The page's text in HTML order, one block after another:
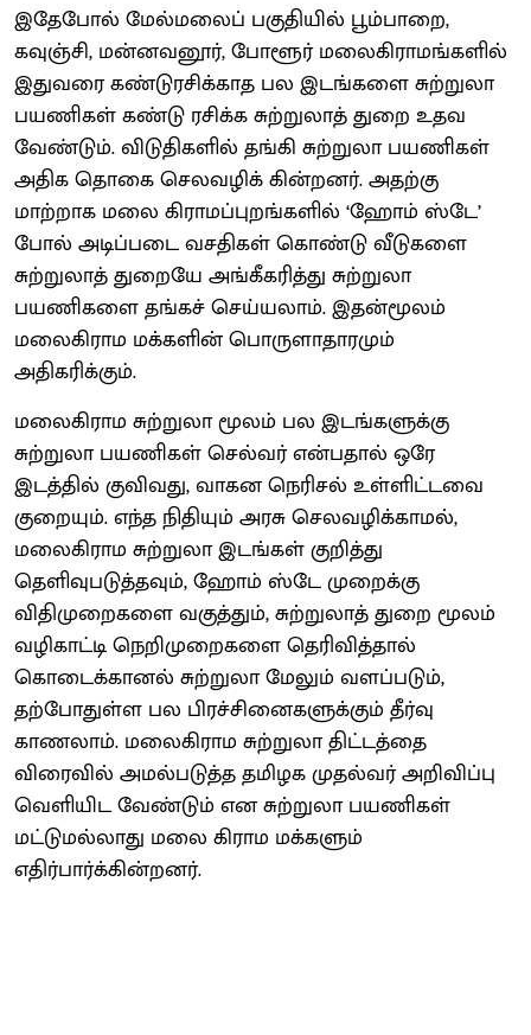
இதேபோல் மேல்மலைப் பகுதியில் பூம்பாறை,
கவுஞ்சி, மன்னவனூர், போளூர் மலைகிராமங்களில்
இதுவரை கண்டுரசிக்காத பல இடங்களை சுற்றுலா
பயணிகள் கண்டு ரசிக்க சுற்றுலாத் துறை உதவ
வேண்டும். விடுதிகளில் தங்கி சுற்றுலா பயணிகள்
அதிக தொகை செலவழிக் கின்றனர். அதற்கு
மாற்றாக மலை கிராமப்புறங்களில் ‘ஹோம் ஸ்டே’
போல் அடிப்படை வசதிகள் கொண்டு வீடுகளை
சுற்றுலாத் துறையே அங்கீகரித்து சுற்றுலா
பயணிகளை தங்கச் செய்யலாம். இதன்மூலம்
மலைகிராம மக்களின் பொருளாதாரமும்
அதிகரிக்கும்.
மலைகிராம சுற்றுலா மூலம் பல இடங்களுக்கு
சுற்றுலா பயணிகள் செல்வர் என்பதால் ஒரே
இடத்தில் குவிவது, வாகன நெரிசல் உள்ளிட்டவை
குறையும். எந்த நிதியும் அரசு செலவழிக்காமல்,
மலைகிராம சுற்றுலா இடங்கள் குறித்து
தெளிவுபடுத்தவும், ஹோம் ஸ்டே முறைக்கு
விதிமுறைகளை வகுத்தும், சுற்றுலாத் துறை மூலம்
வழிகாட்டி நெறிமுறைகளை தெரிவித்தால்
கொடைக்கானல் சுற்றுலா மேலும் வளப்படும்,
தற்போதுள்ள பல பிரச்சினைகளுக்கும் தீர்வு
காணலாம். மலைகிராம சுற்றுலா திட்டத்தை
விரைவில் அமல்படுத்த தமிழக முதல்வர் அறிவிப்பு
வெளியிட வேண்டும் என சுற்றுலா பயணிகள்
மட்டுமல்லாது மலை கிராம மக்களும்
எதிர்பார்க்கின்றனர்.